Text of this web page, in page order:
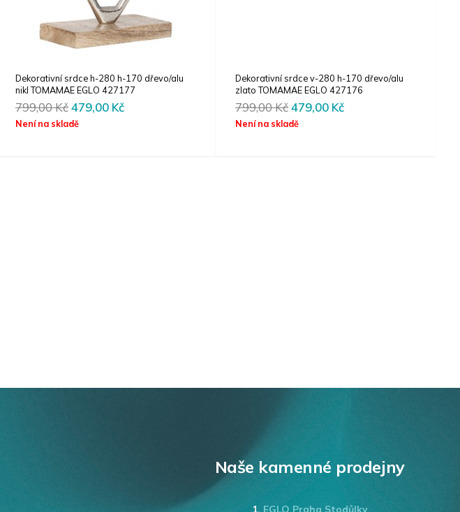
Dekorativní srdce h-280 h-170 dřevo/alu
nikl TOMAMAE EGLO 427177
799,00KčOriginal
price
479,00 KčCurrent
Není na skladě
Dekorativní srdce v-280 h-170 dřevo/alu
zlato TOMAMAE EGLO 427176
799,00KčOriginal
price
479,00 KčCurrent
Není na skladě
Naše kamenné prodejny
1. EGLO Praha Stodůlky